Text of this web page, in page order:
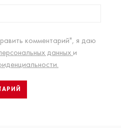
комментарий", я даю
данных и